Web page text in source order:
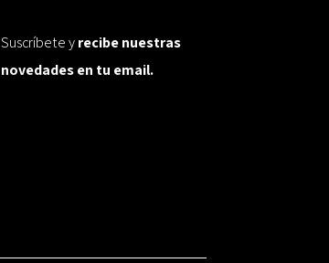
Suscríbete yrecibe nuestras
novedades en tu email.